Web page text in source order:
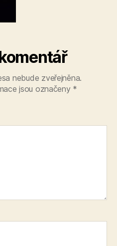
nebude zveřejněna.
jsou označeny *